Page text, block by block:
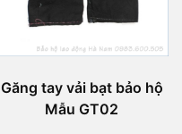
Găng tay vải bạt bảo hộ
Mẫu GT02